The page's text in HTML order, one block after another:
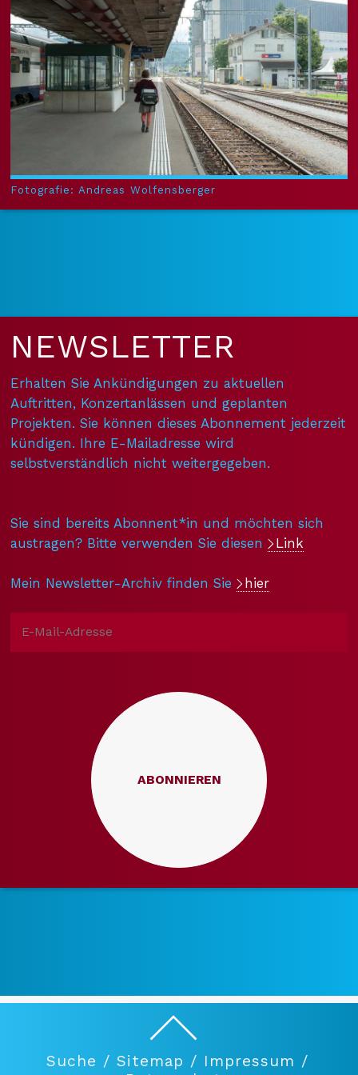
Fotografie: Andreas Wolfensberger
NEWS­LETTER
Erhalten Sie Ankündigungen zu aktuellen
Auftritten, Konzertanlässen und geplanten
Projekten. Sie können dieses Abonnement jederzeit
kündigen. Ihre E-Mailadresse wird
selbstverständlich nicht weitergegeben.
Sie sind bereits Abonnent*in und möchten sich
austragen? Bitte verwenden Sie diesen Link
Mein Newsletter-Archiv finden Sie hier
ABONNIEREN
Suche / Sitemap / Impressum /